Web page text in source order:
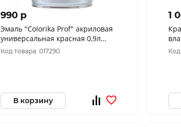
990 p
Эмаль "CoIorika Prof" акриловая
универсальная красная 0,9л
Е-11
Код товара: 017290
В корзину
1
Код